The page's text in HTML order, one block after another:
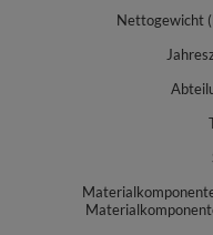
Nettogewicht